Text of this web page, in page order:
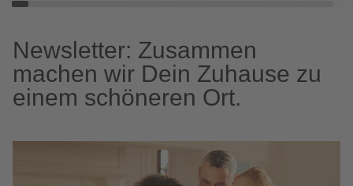
Newsletter: Zusammen
machen wir Dein Zuhause zu
einem schöneren Ort.